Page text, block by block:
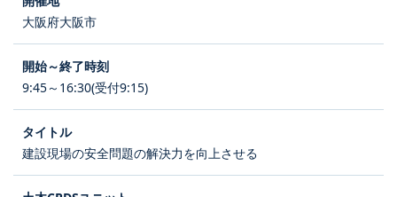
大阪府大阪市
9:45～16:30(受付9:15)
建設現場の安全問題の解決力を向上させる